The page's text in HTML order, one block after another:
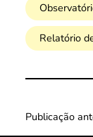
Relatório
Publicação